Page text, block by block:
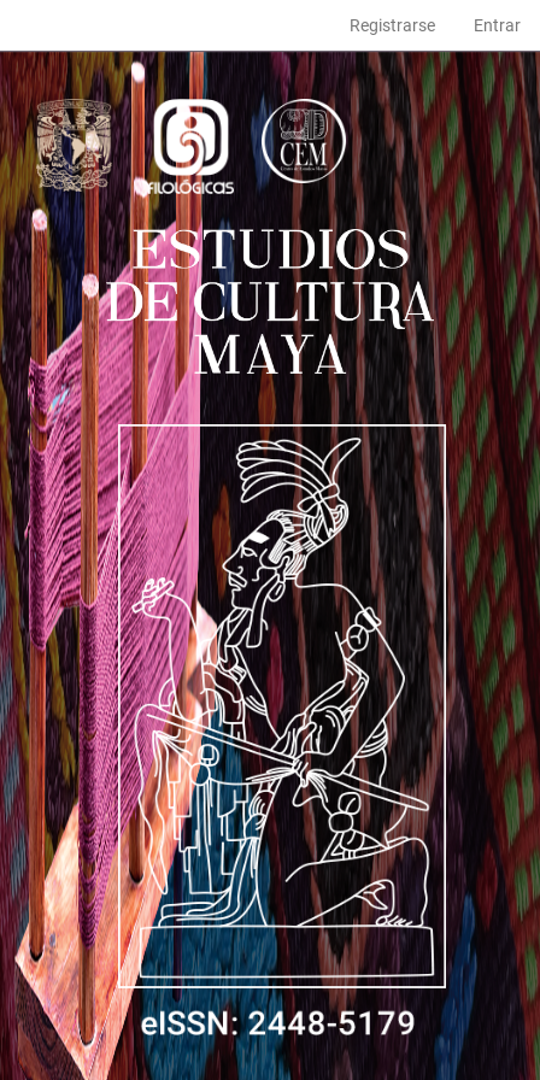
Contenido
principal
Barra
lateral
Registrarse Entrar